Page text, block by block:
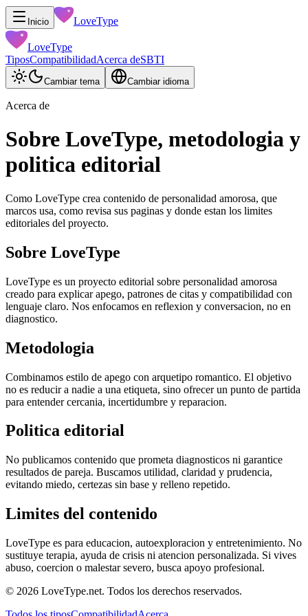
Inicio LoveType
LoveType
TiposCompatibilidadAcerca deSBTI
Cambiar tema Cambiar idioma
Acerca de
Sobre LoveType, metodologia y
politica editorial
Como LoveType crea contenido de personalidad amorosa, que
marcos usa, como revisa sus paginas y donde estan los limites
editoriales del proyecto.
Sobre LoveType
LoveType es un proyecto editorial sobre personalidad amorosa
creado para explicar apego, patrones de citas y compatibilidad con
lenguaje claro. Nos enfocamos en reflexion y conversacion, no en
diagnostico.
Metodologia
Combinamos estilo de apego con arquetipo romantico. El objetivo
no es reducir a nadie a una etiqueta, sino ofrecer un punto de partida
para entender cercania, incertidumbre y reparacion.
Politica editorial
No publicamos contenido que prometa diagnosticos ni garantice
resultados de pareja. Buscamos utilidad, claridad y prudencia,
evitando miedo, certezas sin base y relleno repetido.
Limites del contenido
LoveType es para educacion, autoexploracion y entretenimiento. No
sustituye terapia, ayuda de crisis ni atencion personalizada. Si vives
abuso, coercion o malestar severo, busca apoyo profesional.
© 2026 LoveType.net. Todos los derechos reservados.